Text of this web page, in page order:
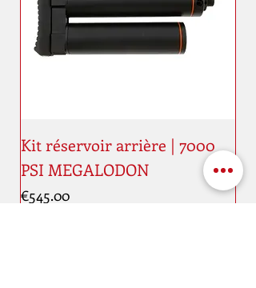
Kit réservoir arrière | 7000
PSI MEGALODON
Price
€545.00